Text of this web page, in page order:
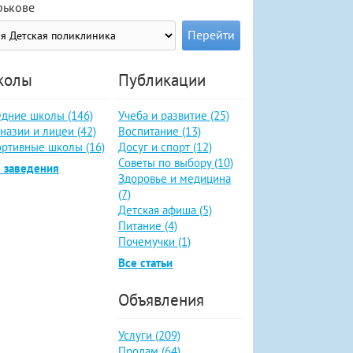
школы (146)
и лицеи (42)
школы (16)
заведения
Публикации
Учеба и развитие (25)
Воспитание (13)
Досуг и спорт (12)
Советы по выбору (10)
Здоровье и медицина
(7)
Детская афиша (5)
Питание (4)
Почемучки (1)
Все статьи
Объявления
Услуги (209)